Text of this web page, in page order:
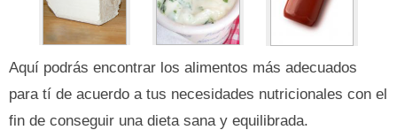
Aquí podrás encontrar los alimentos más adecuados
para tí de acuerdo a tus necesidades nutricionales con el
fin de conseguir una dieta sana y equilibrada.